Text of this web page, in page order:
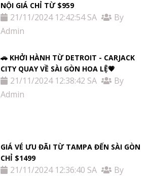
NỘI GIÁ CHỈ TỪ $959
21/11/2024 12:42:54 SA
By
Admin
🚗 KHỞI HÀNH TỪ DETROIT - CARJACK
CITY QUAY VỀ SÀI GÒN HOA LỆ💗
21/11/2024 12:38:42 SA
By
Admin
GIÁ VÉ ƯU ĐÃI TỪ TAMPA ĐẾN SÀI GÒN
CHỈ $1499
21/11/2024 12:36:40 SA
By